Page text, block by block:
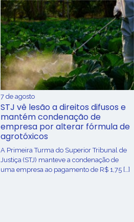
7 de agosto
STJ vê lesão a direitos difusos e
mantém condenação de
empresa por alterar fórmula de
agrotóxicos
​A Primeira Turma do Superior Tribunal de
Justiça (STJ) manteve a condenação de
uma empresa ao pagamento de R$ 1,75 […]